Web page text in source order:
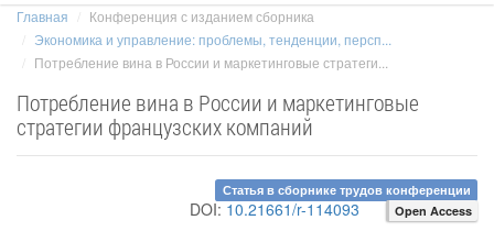
Главная
Конференция с изданием сборника
Экономика и управление: проблемы, тенденции, персп...
Потребление вина в России и маркетинговые стратеги...
Потребление вина в России и маркетинговые
стратегии французских компаний
Статья в сборнике трудов конференции
DOI: 10.21661/r-114093 Open Access